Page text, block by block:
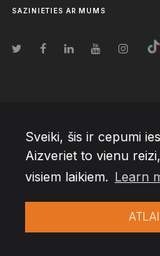
Sveiki, šis ir cepumi
Aizveriet to vienu
visiem laikiem. Learn
SAZINIETIES AR MUMS
© Autortiesības2026 Team
Changelog● Izmantojot šo vietni,